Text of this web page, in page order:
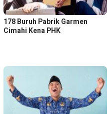
178 Buruh Pabrik Garmen
Cimahi Kena PHK